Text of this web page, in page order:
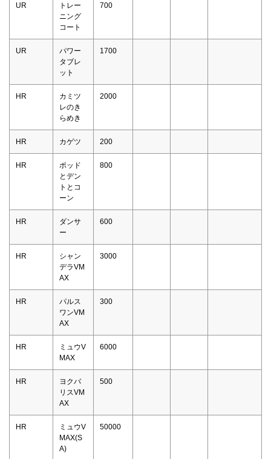
UR
トレー
ニング
コート
700
UR
パワー
タブレ
ット
1700
HR
カミツ
レのき
らめき
2000
HR カゲツ 200
HR
ポッド
とデン
トとコ
ーン
800
HR
ダンサ
ー
600
HR
シャン
デラVM
AX
3000
HR
パルス
ワンVM
AX
300
HR
ミュウV
MAX
6000
HR
ヨクバ
リスVM
AX
500
HR
ミュウV
MAX(S
A)
50000